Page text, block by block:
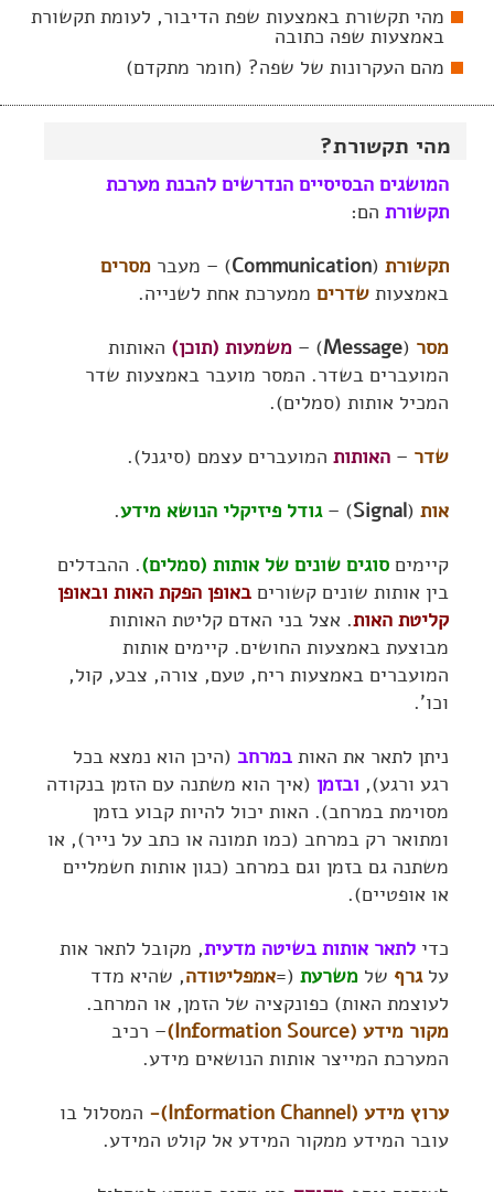
מהי תקשורת?
המושגים הבסיסיים הנדרשים להבנת מערכת
תקשורת הם:
תקשורת (
Communication) – מעבר מסרים
באמצעות שדרים ממערכת אחת לשנייה.
מסר (
Message
) – משמעות (תוכן) האותות
המועברים בשדר. המסר מועבר באמצעות שדר
המכיל אותות (סמלים).
שדר – האותות המועברים עצמם (סיגנל).
אות (
Signal
) –גודל פיזיקלי הנושא מידע.
קיימים סוגים שונים של אותות (סמלים). ההבדלים
בין אותות שונים קשורים באופן הפקת האות ובאופן
קליטת האות. אצל בני האדם קליטת האותות
מבוצעת באמצעות החושים. קיימים אותות
המועברים באמצעות ריח, טעם, צורה, צבע, קול,
וכו'.
ניתן לתאר את האות במרחב (היכן הוא נמצא בכל
רגע ורגע), ובזמן (איך הוא משתנה עם הזמן בנקודה
מסוימת במרחב). האות יכול להיות קבוע בזמן
ומתואר רק במרחב (כמו תמונה או כתב על נייר), או
משתנה גם בזמן וגם במרחב (כגון אותות חשמליים
או אופטיים).
כדי לתאר אותות בשיטה מדעית, מקובל לתאר אות
עלגרף של משרעת (=אמפליטודה, שהיא מדד
לעוצמת האות) כפונקציה של הזמן, או המרחב.
מקור מידע (Information Source)
– רכיב
המערכת המייצר אותות הנושאים מידע.
ערוץ מידע (Information Channel)-
המסלול בו
עובר המידע ממקור המידע אל קולט המידע.
מהי תקשורת באמצעות שפת הדיבור, לעומת תקשורת
באמצעות שפה כתובה
מהם העקרונות של שפה? (חומר מתקדם)